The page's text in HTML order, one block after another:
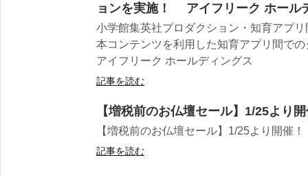
ョンを実施！ アイフリーク ホール
小学館集英社プロダクション・知育アプ
本コンテンツを利用した知育アプリ間で
アイフリーク ホールディングス
記事を読む
【増税前のお仏壇セール】1/25より
【増税前のお仏壇セール】1/25より開催！
記事を読む